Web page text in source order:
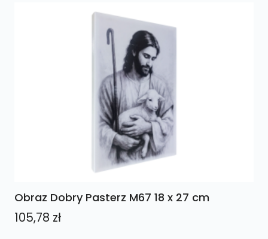
Obraz Dobry Pasterz M67 18 x 27 cm
105,78 zł